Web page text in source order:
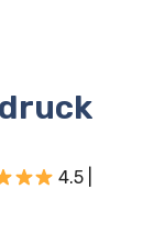
4.5 |